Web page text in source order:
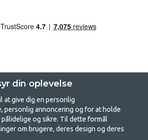
- Din butik for
din oplevelse
at give dig en personlig
personlig annoncering og for at holde
og sikre. Til dette formål
om brugere, deres design og deres